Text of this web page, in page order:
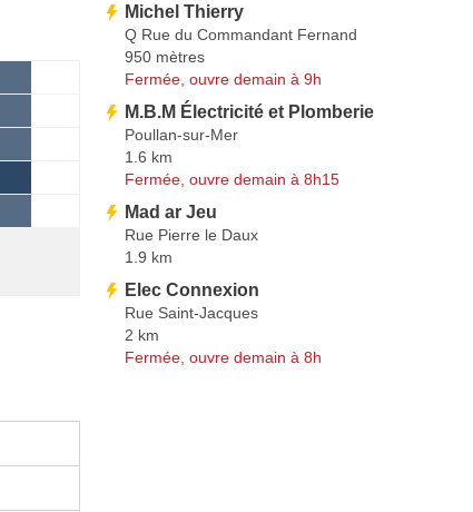
Michel Thierry
Q Rue du Commandant Fernand
950 mètres
Fermée, ouvre demain à 9h
M.B.M Électricité et Plomberie
Poullan-sur-Mer
1.6 km
Fermée, ouvre demain à 8h15
Mad ar Jeu
Rue Pierre le Daux
1.9 km
Elec Connexion
Rue Saint-Jacques
2 km
Fermée, ouvre demain à 8h